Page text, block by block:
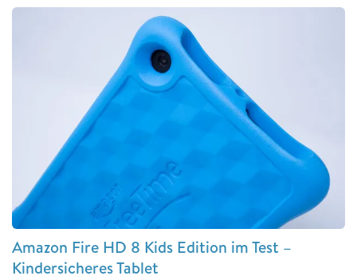
Amazon Fire HD 8 Kids Edition im Test –
Kindersicheres Tablet